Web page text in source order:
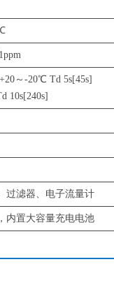
～-20℃ Td 5s[45s]
10s[240s]
过滤器、电子流量计
内置大容量充电电池